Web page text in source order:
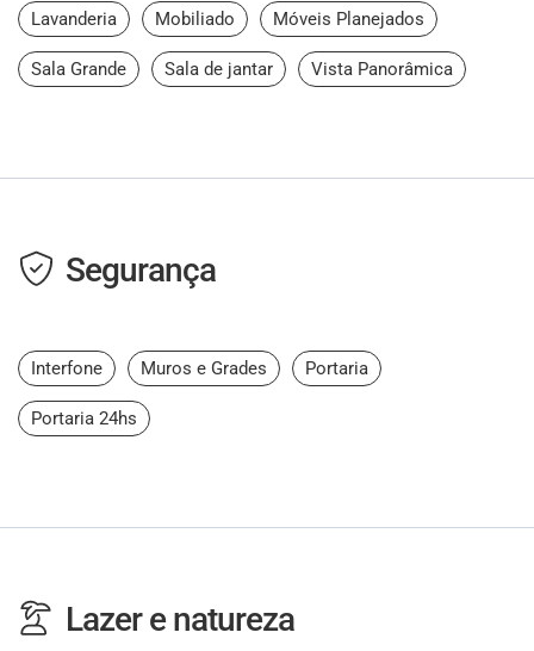
Lavanderia Mobiliado Móveis Planejados
Sala Grande Sala de jantar Vista Panorâmica
Segurança
Interfone Muros e Grades Portaria
Portaria 24hs
Lazer e natureza